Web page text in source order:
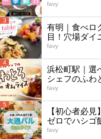
favy
3
有明｜食べロ
目！穴場ダイ
favy
4
浜松町駅｜選
シェフのふわ
favy
5
【初心者必
ゼロでハシゴ
favy